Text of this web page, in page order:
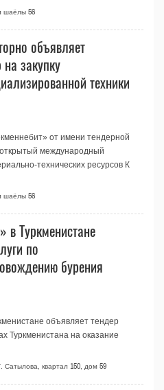
шаёлы 56
объявляет
закупку
техники
от имени тендерной
международный
технических ресурсов К
шаёлы 56
Туркменистане
по
бурения
объявляет тендер
Туркменистана на оказание
Сатылова, квартал 150, дом 59